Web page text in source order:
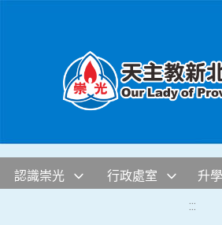
認識崇光 行政處室 升
:::